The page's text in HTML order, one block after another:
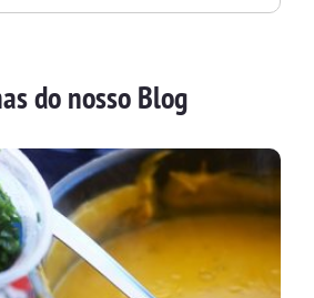
DRINKS
do nosso Blog